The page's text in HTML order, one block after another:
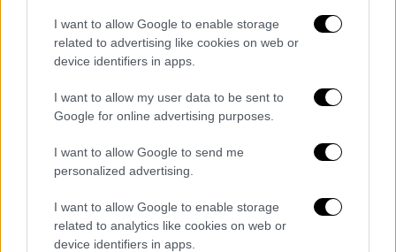
I want to allow Google to enable storage
related to advertising like cookies on web or
device identifiers in apps.
I want to allow my user data to be sent to
Google for online advertising purposes.
I want to allow Google to send me
personalized advertising.
I want to allow Google to enable storage
related to analytics like cookies on web or
device identifiers in apps.
Το α' τρίμηνο, παρατηρείται, σε σχέση με την
αντίστοιχη περίοδο του 2024, αύξηση κατά
3,4% στους επισκέπτες, μείωση κατά 1,1%
στους επισκέπτες ελεύθερης εισόδου και
αύξηση κατά 23,1% στις εισπράξεις.